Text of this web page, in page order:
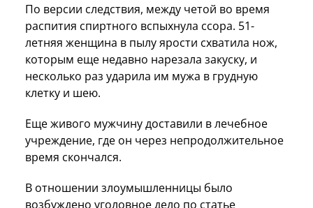
По версии следствия, между четой во время
распития спиртного вспыхнула ссора. 51-
летняя женщина в пылу ярости схватила нож,
которым еще недавно нарезала закуску, и
несколько раз ударила им мужа в грудную
клетку и шею.
Еще живого мужчину доставили в лечебное
учреждение, где он через непродолжительное
время скончался.
В отношении злоумышленницы было
возбуждено уголовное дело по статье